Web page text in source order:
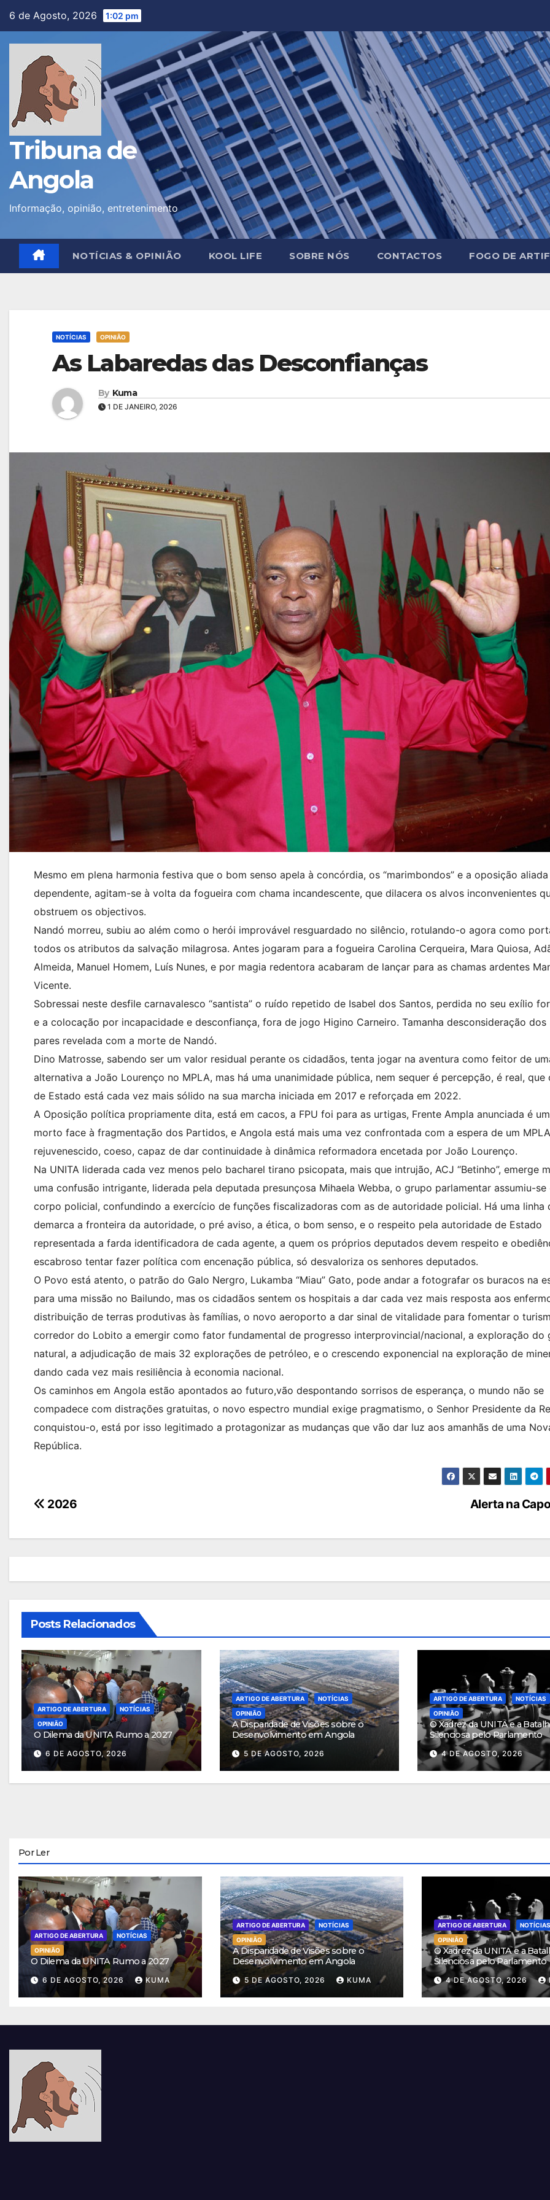
6 de Agosto, 2026 1:02 pm
Tribuna de
Angola
Informação, opinião, entretenimento
NOTÍCIAS & OPINIÃO KOOL LIFE SOBRE NÓS CONTACTOS FOGO DE
NOTÍCIAS OPINIÃO
As Labaredas das Desconfianças
By Kuma
1 DE JANEIRO, 2026
Mesmo em plena harmonia festiva que o bom senso apela à concórdia, os “marimbondos” e a oposição
dependente, agitam-se à volta da fogueira com chama incandescente, que dilacera os alvos inconvenientes
obstruem os objectivos.
Nandó morreu, subiu ao além como o herói improvável resguardado no silêncio, rotulando-o agora como
todos os atributos da salvação milagrosa. Antes jogaram para a fogueira Carolina Cerqueira, Mara Quiosa,
Almeida, Manuel Homem, Luís Nunes, e por magia redentora acabaram de lançar para as chamas ardentes
Vicente.
Sobressai neste desfile carnavalesco “santista” o ruído repetido de Isabel dos Santos, perdida no seu exílio
e a colocação por incapacidade e desconfiança, fora de jogo Higino Carneiro. Tamanha desconsideração dos
pares revelada com a morte de Nandó.
Dino Matrosse, sabendo ser um valor residual perante os cidadãos, tenta jogar na aventura como feitor de
alternativa a João Lourenço no MPLA, mas há uma unanimidade pública, nem sequer é percepção, é real, que
de Estado está cada vez mais sólido na sua marcha iniciada em 2017 e reforçada em 2022.
A Oposição política propriamente dita, está em cacos, a FPU foi para as urtigas, Frente Ampla anunciada é
morto face à fragmentação dos Partidos, e Angola está mais uma vez confrontada com a espera de um MPLA
rejuvenescido, coeso, capaz de dar continuidade à dinâmica reformadora encetada por João Lourenço.
Na UNITA liderada cada vez menos pelo bacharel tirano psicopata, mais que intrujão, ACJ “Betinho”, emerge
uma confusão intrigante, liderada pela deputada presunçosa Mihaela Webba, o grupo parlamentar assumiu-se
corpo policial, confundindo a exercício de funções fiscalizadoras com as de autoridade policial. Há uma linha
demarca a fronteira da autoridade, o pré aviso, a ética, o bom senso, e o respeito pela autoridade de Estado
representada a farda identificadora de cada agente, a quem os próprios deputados devem respeito e
escabroso tentar fazer política com encenação pública, só desvaloriza os senhores deputados.
O Povo está atento, o patrão do Galo Nergro, Lukamba “Miau” Gato, pode andar a fotografar os buracos na
para uma missão no Bailundo, mas os cidadãos sentem os hospitais a dar cada vez mais resposta aos
distribuição de terras produtivas às famílias, o novo aeroporto a dar sinal de vitalidade para fomentar o
corredor do Lobito a emergir como fator fundamental de progresso interprovincial/nacional, a exploração do
natural, a adjudicação de mais 32 explorações de petróleo, e o crescendo exponencial na exploração de
dando cada vez mais resiliência à economia nacional.
Os caminhos em Angola estão apontados ao futuro,vão despontando sorrisos de esperança, o mundo não se
compadece com distrações gratuitas, o novo espectro mundial exige pragmatismo, o Senhor Presidente da
conquistou-o, está por isso legitimado a protagonizar as mudanças que vão dar luz aos amanhãs de uma
República.
Navegação
Alerta na
2026
Posts Relacionados
ARTIGO DE ABERTURA
NOTÍCIAS
OPINIÃO
O Dilema da UNITA Rumo a 2027
6 DE AGOSTO, 2026
ARTIGO DE ABERTURA
NOTÍCIAS
OPINIÃO
A Disparidade de Visões sobre o
Desenvolvimento em Angola
5 DE AGOSTO, 2026
ARTIGO DE ABERTURA
NOTÍCIAS
OPINIÃO
O Xadrez da UNITA e a
Silenciosa pelo Parlamento
4 DE AGOSTO, 2026
Por Ler
ARTIGO DE ABERTURA
NOTÍCIAS
OPINIÃO
O Dilema da UNITA Rumo a 2027
6 DE AGOSTO, 2026 KUMA
ARTIGO DE ABERTURA
NOTÍCIAS
OPINIÃO
A Disparidade de Visões sobre o
Desenvolvimento em Angola
5 DE AGOSTO, 2026 KUMA
ARTIGO DE ABERTURA
NOTÍCIAS
OPINIÃO
O Xadrez da UNITA e a
Silenciosa pelo Parlamento
4 DE AGOSTO, 2026